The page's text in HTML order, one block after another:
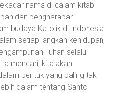
nama di dalam kitab
dan pengharapan.
budaya Katolik di Indonesia
setiap langkah kehidupan,
Tuhan selalu
mencari, kita akan
bentuk yang paling tak
dalam tentang Santo